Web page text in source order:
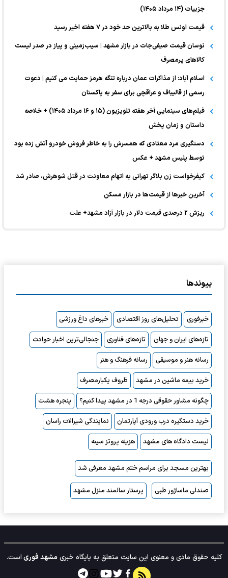
جزییات (۱۴ مرداد ۱۴۰۵)
قیمت اونس طلا به بالاترین حد خود در ۷ هفته اخیر رسید
نوسان قیمت صیفی‌جات در بازار مشهد | سیب‌زمینی و پیاز در صدر لیست
کالا‌های پرمصرف
اسلام آباد: از مذاکرات عمان درباره تنگه هرمز حمایت می کنیم | دعوت
رسمی از قالیباف و عراقچی برای سفر به پاکستان
فیلم‌های سینمایی آخر هفته تلویزیون (۱۵ و ۱۶ مرداد ۱۴۰۵) + خلاصه
داستان و زمان پخش
دستگیری مرد معتادی که همسرش را به خاطر فروش خودرو آتش زده بود
توسط پلیس مشهد + عکس
کیفرخواست زن بلاگر تهرانی به اتهام معاونت در قتل شوهرش، صادر شد
آخرین خبر‌ها از قیمت‌ها در بازار مسکن
ریزش ۲ درصدی قیمت دلار در بازار آزاد مشهد+ علت
پیوندها
خبرفوری تحلیل‌های روز اقتصادی
خبرهای داغ ورزشی
تازه‌های ایران و جهان
تازه‌های فناوری
جنجالی‌ترین اخبار حوادث
رسانه هنر و موسیقی
رسانه فرهنگ و هنر
خرید بیمه ماشین در مشهد
ظروف یکبارمصرف
چگونه مشاور حقوقی درجه 1 در مشهد پیدا کنیم؟
پنجره هشت
خرید دستگیره درب ورودی آپارتمان
نمایندگی شیرالات راسان
لیست دادگاه های مشهد
هزینه پروتز سینه
بهترین مسجد برای مراسم ختم مشهد معرفی شد
صندلی ماساژور طبی پرستار سالمند منزل مشهد
کلیه حقوق مادی و معنوی این سایت متعلق به پایگاه خبریمشهد فوریاست.